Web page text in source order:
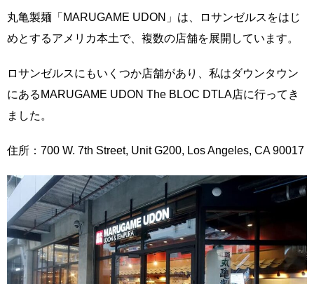
丸亀製麺「MARUGAME UDON」は、ロサンゼルスをはじ
めとするアメリカ本土で、複数の店舗を展開しています。
ロサンゼルスにもいくつか店舗があり、私はダウンタウン
にあるMARUGAME UDON The BLOC DTLA店に行ってき
ました。
住所：700 W. 7th Street, Unit G200, Los Angeles, CA 90017